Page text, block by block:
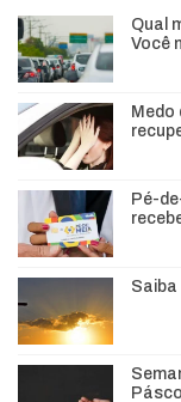
Qual
Você
Medo
Pé-
Saiba